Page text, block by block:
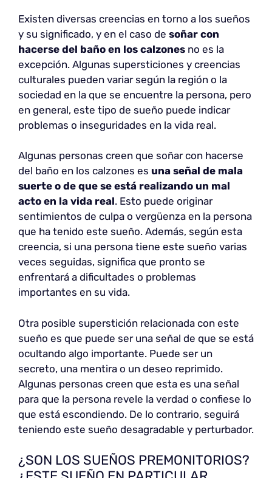
Existen diversas creencias en torno a los sueños
y su significado, y en el caso de soñar con
hacerse del baño en los calzones no es la
excepción. Algunas supersticiones y creencias
culturales pueden variar según la región o la
sociedad en la que se encuentre la persona, pero
en general, este tipo de sueño puede indicar
problemas o inseguridades en la vida real.
Algunas personas creen que soñar con hacerse
del baño en los calzones es una señal de mala
suerte o de que se está realizando un mal
acto en la vida real. Esto puede originar
sentimientos de culpa o vergüenza en la persona
que ha tenido este sueño. Además, según esta
creencia, si una persona tiene este sueño varias
veces seguidas, significa que pronto se
enfrentará a dificultades o problemas
importantes en su vida.
Otra posible superstición relacionada con este
sueño es que puede ser una señal de que se está
ocultando algo importante. Puede ser un
secreto, una mentira o un deseo reprimido.
Algunas personas creen que esta es una señal
para que la persona revele la verdad o confiese lo
que está escondiendo. De lo contrario, seguirá
teniendo este sueño desagradable y perturbador.
¿SON LOS SUEÑOS PREMONITORIOS?